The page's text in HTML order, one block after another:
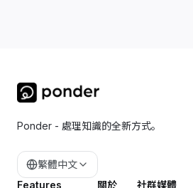
Ponder - 處理知識的全新方式。
繁體中文
Features
關於 社群媒體